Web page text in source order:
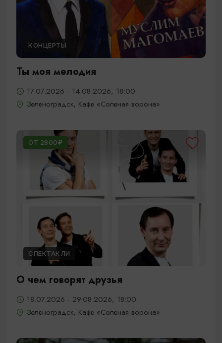
КОНЦЕРТЫ
Ты моя мелодия
17.07.2026 - 14.08.2026, 18:00
Зеленоградск, Кафе «Соленая ворона»
ОТ 2800₽
СПЕКТАКЛИ
О чем говорят друзья
18.07.2026 - 29.08.2026, 18:00
Зеленоградск, Кафе «Соленая ворона»